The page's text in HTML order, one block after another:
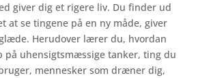
giver dig et rigere liv. Du finder ud
at se tingene på en ny måde, giver
Herudover lærer du, hvordan
på uhensigtsmæssige tanker, ting du
mennesker som dræner dig,